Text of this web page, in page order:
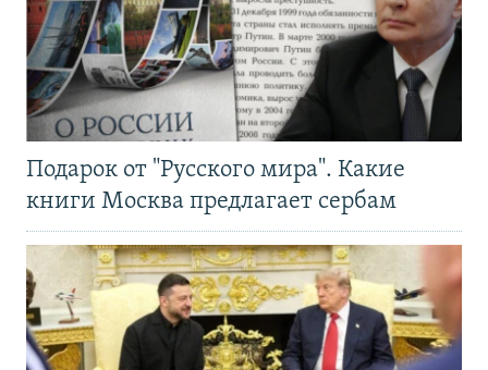
Подарок от "Русского мира". Какие
книги Москва предлагает сербам